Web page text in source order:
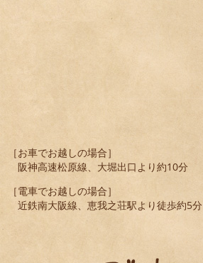
［お車でお越しの場合］
阪神高速松原線、大堀出口より約10分
［電車でお越しの場合］
近鉄南大阪線、恵我之荘駅より徒歩約5分